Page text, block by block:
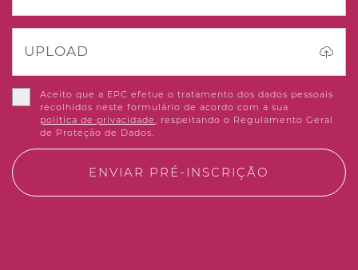
UPLOAD
Aceito que a EPC efetue o tratamento dos dados pessoais
recolhidos neste formulário de acordo com a sua
política de privacidade, respeitando o Regulamento Geral
de Proteção de Dados.
ENVIAR PRÉ-INSCRIÇÃO